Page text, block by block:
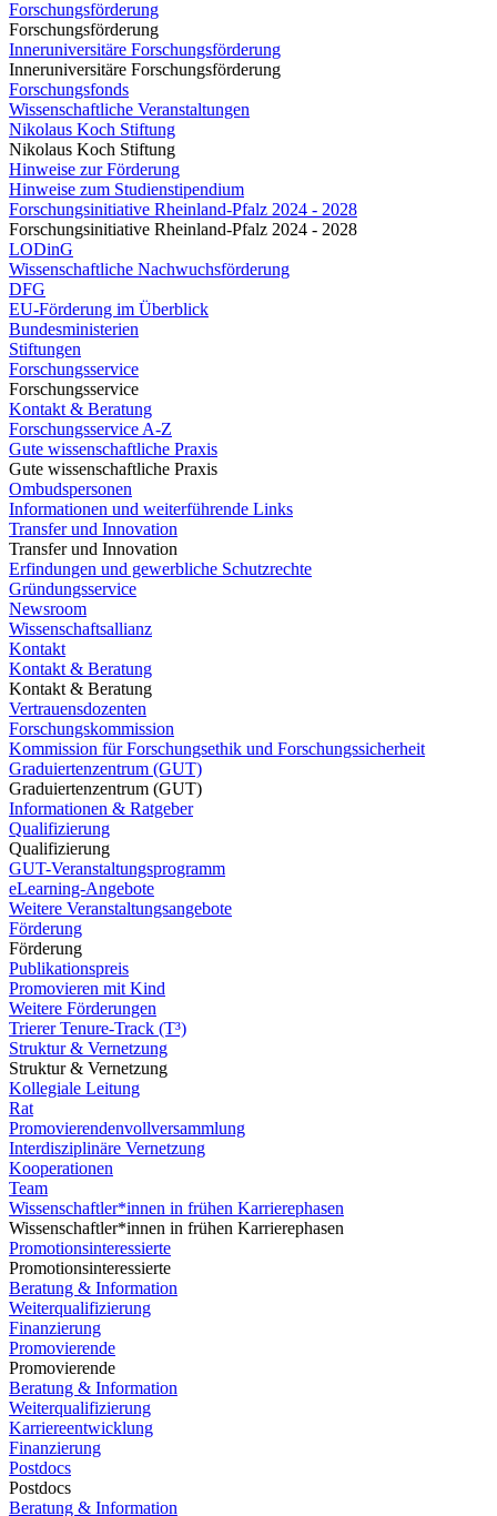
Forschungsförderung
Forschungsförderung
Inneruniversitäre Forschungsförderung
Inneruniversitäre Forschungsförderung
Forschungsfonds
Wissenschaftliche Veranstaltungen
Nikolaus Koch Stiftung
Nikolaus Koch Stiftung
Hinweise zur Förderung
Hinweise zum Studienstipendium
Forschungsinitiative Rheinland-Pfalz 2024 - 2028
Forschungsinitiative Rheinland-Pfalz 2024 - 2028
LODinG
Wissenschaftliche Nachwuchsförderung
DFG
EU-Förderung im Überblick
Bundesministerien
Stiftungen
Forschungsservice
Forschungsservice
Kontakt & Beratung
Forschungsservice A-Z
Gute wissenschaftliche Praxis
Gute wissenschaftliche Praxis
Ombudspersonen
Informationen und weiterführende Links
Transfer und Innovation
Transfer und Innovation
Erfindungen und gewerbliche Schutzrechte
Gründungsservice
Newsroom
Wissenschaftsallianz
Kontakt
Kontakt & Beratung
Kontakt & Beratung
Vertrauensdozenten
Forschungskommission
Kommission für Forschungsethik und Forschungssicherheit
Graduiertenzentrum (GUT)
Graduiertenzentrum (GUT)
Informationen & Ratgeber
Qualifizierung
Qualifizierung
GUT-Veranstaltungsprogramm
eLearning-Angebote
Weitere Veranstaltungsangebote
Förderung
Förderung
Publikationspreis
Promovieren mit Kind
Weitere Förderungen
Trierer Tenure-Track (T³)
Struktur & Vernetzung
Struktur & Vernetzung
Kollegiale Leitung
Rat
Promovierendenvollversammlung
Interdisziplinäre Vernetzung
Kooperationen
Team
Wissenschaftler*innen in frühen Karrierephasen
Wissenschaftler*innen in frühen Karrierephasen
Promotionsinteressierte
Promotionsinteressierte
Beratung & Information
Weiterqualifizierung
Finanzierung
Promovierende
Promovierende
Beratung & Information
Weiterqualifizierung
Karriereentwicklung
Finanzierung
Postdocs
Postdocs
Beratung & Information